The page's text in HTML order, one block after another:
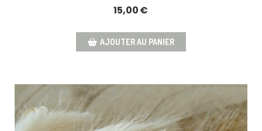
15,00€
AJOUTER AU PANIER